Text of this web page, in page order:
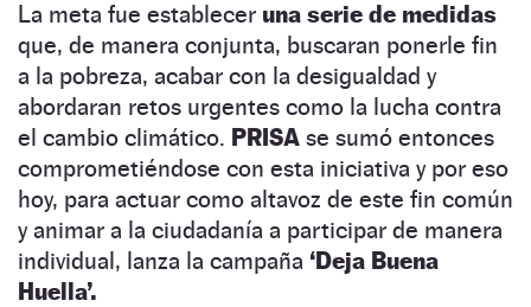
La meta fue establecer una serie de medidas
que, de manera conjunta, buscaran ponerle fin
a la pobreza, acabar con la desigualdad y
abordaran retos urgentes como la lucha contra
el cambio climático. PRISA se sumó entonces
comprometiéndose con esta iniciativa y por eso
hoy, para actuar como altavoz de este fin común
y animar a la ciudadanía a participar de manera
individual, lanza la campaña ‘Deja Buena
Huella’.